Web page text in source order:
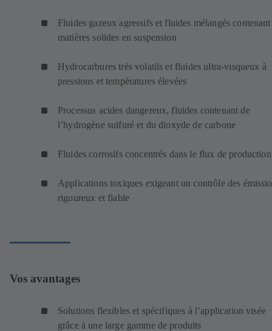
Fluides gazeux agressifs et fluides mélangés contenant
matières solides en suspension
Hydrocarbures très volatils et fluides ultra-visqueux à
pressions et températures élevées
Processus acides dangereux, fluides contenant de
l’hydrogène sulfuré et du dioxyde de carbone
Fluides corrosifs concentrés dans le flux de production
Applications toxiques exigeant un contrôle des
rigoureux et fiable
Vos avantages
Solutions flexibles et spécifiques à l’application visée
grâce à une large gamme de produits